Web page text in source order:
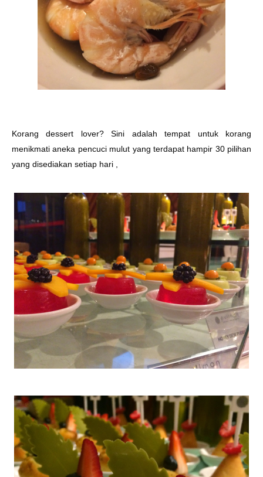
Korang dessert lover? Sini adalah tempat untuk korang
menikmati aneka pencuci mulut yang terdapat hampir 30 pilihan
yang disediakan setiap hari ,